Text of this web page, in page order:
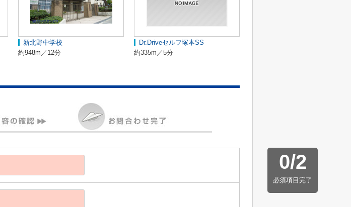
新北野中学校
約948m／12分
Dr.Driveセルフ塚本SS
約335m／5分
0/2
必須項目完了